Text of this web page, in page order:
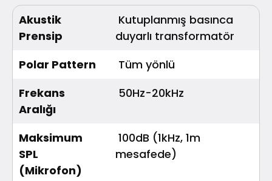
Akustik
Prensip
Kutuplanmış basınca
duyarlı transformatör
Polar Pattern
Tüm yönlü
Frekans
Aralığı
50Hz-20kHz
Maksimum
SPL
(Mikrofon)
100dB (1kHz, 1m
mesafede)